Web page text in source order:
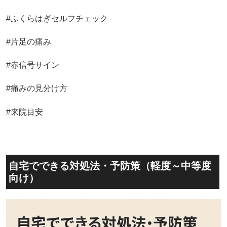
#ふくらはぎセルフチェック
#片足の痛み
#赤信号サイン
#痛みの見分け方
#来院目安
自宅でできる対処法・予防策（軽度～中等度
向け）